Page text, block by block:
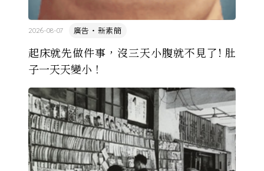
起床就先做件事，沒三天小腹就不見了! 肚
子一天天變小！
廣告・新素簡
2026-08-07